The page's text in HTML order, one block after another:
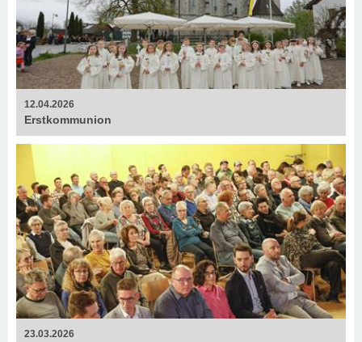
12.04.2026
Erstkommunion
23.03.2026